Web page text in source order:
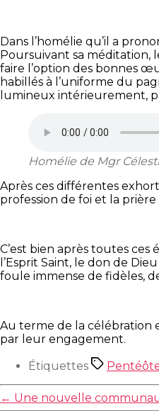
Dans l’homélie qu’il a
Poursuivant sa méditation,
faire l’option des bonnes
habillés à l’uniforme du
lumineux intérieurement,
Homélie de Mgr
Après ces différentes
profession de foi et la
C’est bien après toutes
l’Esprit Saint, le don de
foule immense de fidèles,
Au terme de la célébration
par leur engagement.
Étiquettes
← Une nouvelle